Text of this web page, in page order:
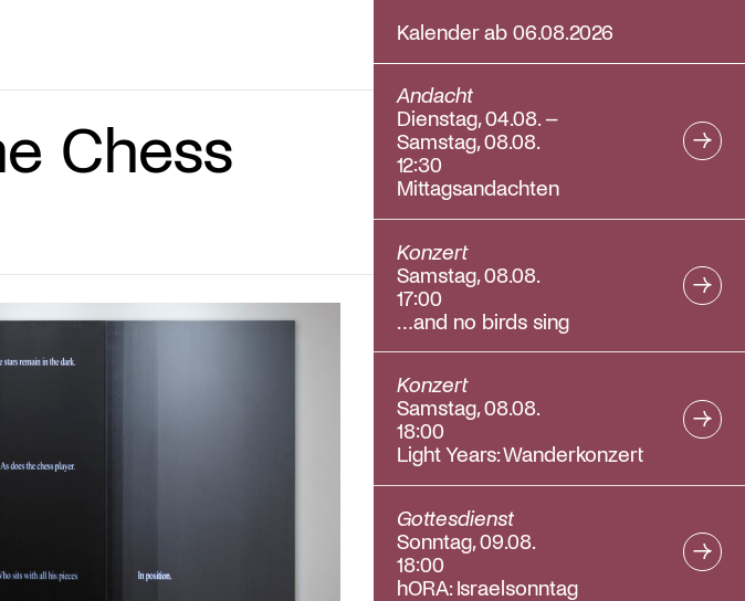
Chess
Kalender ab 06.08.2026
Andacht
Dienstag, 04.08. –
Samstag, 08.08.
12:30
Mittagsandachten
Konzert
Samstag, 08.08.
17:00
…and no birds sing
Konzert
Samstag, 08.08.
18:00
Light Years: Wanderkonzert
Gottesdienst
Sonntag, 09.08.
18:00
hORA: Israelsonntag